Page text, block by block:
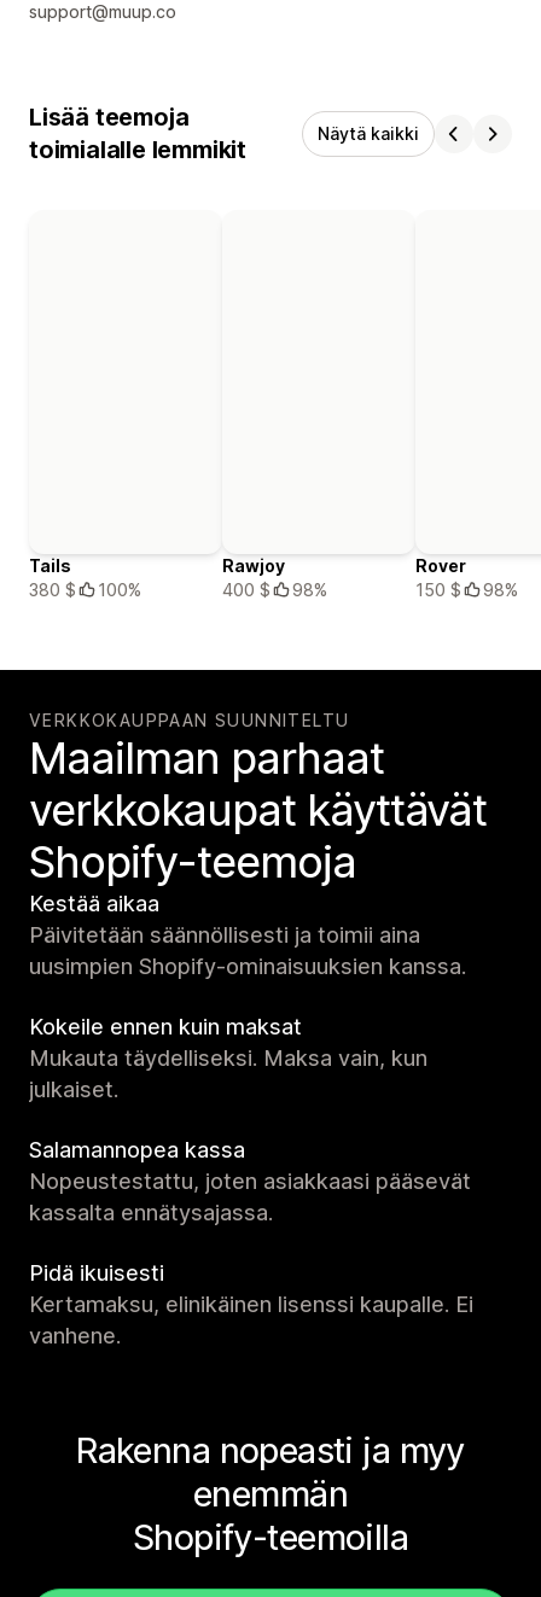
support@muup.co
Lisää teemoja
toimialalle lemmikit
Näytä kaikki
Tails
380 $
100%
Rawjoy
400 $
98%
Rover
150 $
98%
VERKKOKAUPPAAN SUUNNITELTU
Maailman parhaat
verkko­kaupat käyttävät
Shopify-teemoja
Kestää aikaa
Päivitetään säännöllisesti ja toimii aina
uusimpien Shopify-ominaisuuksien kanssa.
Kokeile ennen kuin maksat
Mukauta täydelliseksi. Maksa vain, kun
julkaiset.
Salamannopea kassa
Nopeustestattu, joten asiakkaasi pääsevät
kassalta ennätysajassa.
Pidä ikuisesti
Kertamaksu, elinikäinen lisenssi kaupalle. Ei
vanhene.
Rakenna nopeasti ja myy
enemmän
Shopify-teemoilla